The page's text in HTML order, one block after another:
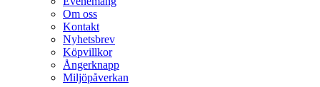
Om oss
Kontakt
Nyhetsbrev
Köpvillkor
Ångerknapp
Miljöpåverkan